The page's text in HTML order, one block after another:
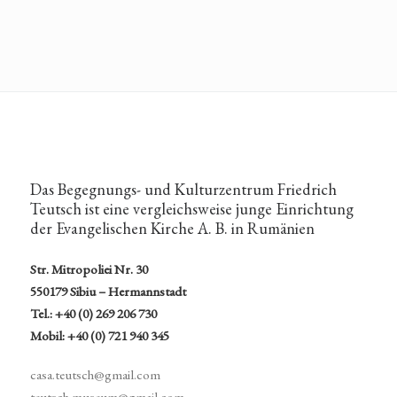
Das Begegnungs- und Kulturzentrum Friedrich
Teutsch ist eine vergleichsweise junge Einrichtung
der Evangelischen Kirche A. B. in Rumänien
Str. Mitropoliei Nr. 30
550179 Sibiu – Hermannstadt
Tel.: +40 (0) 269 206 730
Mobil: +40 (0) 721 940 345
casa.teutsch@gmail.com